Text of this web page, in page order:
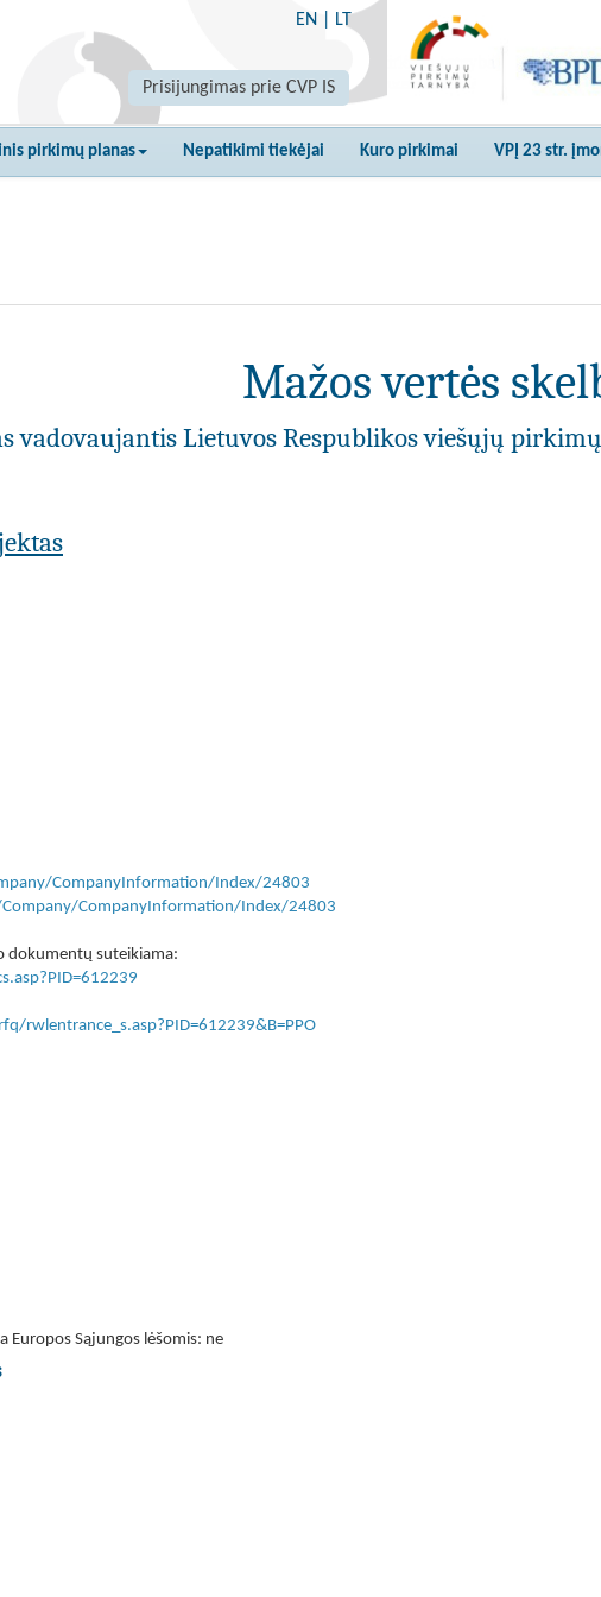
EN LT
Prisijungimas prie CVP IS
pirkimų planas Nepatikimi tiekėjai Kuro pirkimai VPĮ 23 str.
Mažos vertės
vadovaujantis Lietuvos Respublikos viešųjų
CompanyInformation/Index/24803
CompanyInformation/Index/24803
dokumentų suteikiama:
rwlentrance_s.asp?PID=612239&B=PPO
Europos Sąjungos lėšomis: ne